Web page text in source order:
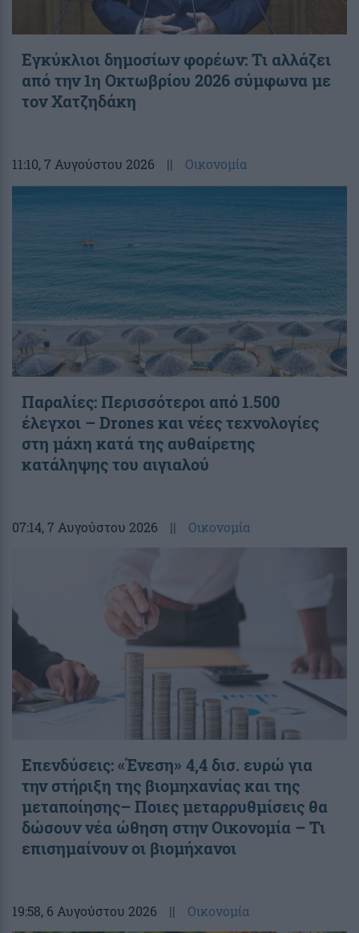
Εγκύκλιοι δημοσίων φορέων: Τι αλλάζει
από την 1η Οκτωβρίου 2026 σύμφωνα με
τον Χατζηδάκη
11:10, 7 Αυγούστου 2026 || Οικονομία
Παραλίες: Περισσότεροι από 1.500
έλεγχοι – Drones και νέες τεχνολογίες
στη μάχη κατά της αυθαίρετης
κατάληψης του αιγιαλού
07:14, 7 Αυγούστου 2026 || Οικονομία
Επενδύσεις: «Ένεση» 4,4 δισ. ευρώ για
την στήριξη της βιομηχανίας και της
μεταποίησης– Ποιες μεταρρυθμίσεις θα
δώσουν νέα ώθηση στην Οικονομία – Τι
επισημαίνουν οι βιομήχανοι
19:58, 6 Αυγούστου 2026 || Οικονομία